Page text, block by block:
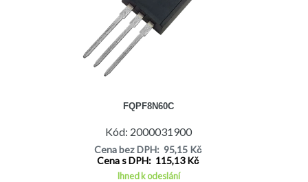
FQPF8N60C
Kód: 2000031900
Cena bez DPH: 95,15 Kč
Cena s DPH: 115,13 Kč
Ihned k odeslání